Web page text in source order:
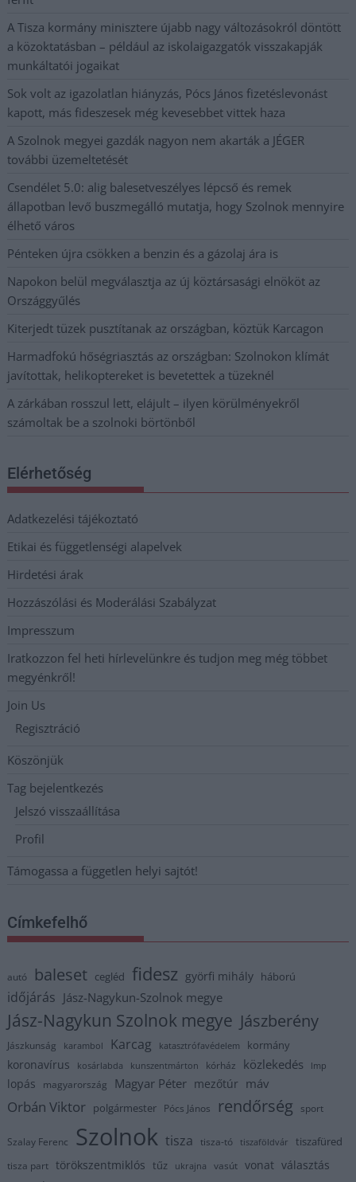
A Tisza kormány minisztere újabb nagy változásokról döntött
a közoktatásban – például az iskolaigazgatók visszakapják
munkáltatói jogaikat
Sok volt az igazolatlan hiányzás, Pócs János fizetéslevonást
kapott, más fideszesek még kevesebbet vittek haza
A Szolnok megyei gazdák nagyon nem akarták a JÉGER
további üzemeltetését
Csendélet 5.0: alig balesetveszélyes lépcső és remek
állapotban levő buszmegálló mutatja, hogy Szolnok mennyire
élhető város
Pénteken újra csökken a benzin és a gázolaj ára is
Napokon belül megválasztja az új köztársasági elnököt az
Országgyűlés
Kiterjedt tüzek pusztítanak az országban, köztük Karcagon
Harmadfokú hőségriasztás az országban: Szolnokon klímát
javítottak, helikoptereket is bevetettek a tüzeknél
A zárkában rosszul lett, elájult – ilyen körülményekről
számoltak be a szolnoki börtönből
Elérhetőség
Adatkezelési tájékoztató
Etikai és függetlenségi alapelvek
Hirdetési árak
Hozzászólási és Moderálási Szabályzat
Impresszum
Iratkozzon fel heti hírlevelünkre és tudjon meg még többet
megyénkről!
Join Us
Regisztráció
Köszönjük
Tag bejelentkezés
Jelszó visszaállítása
Profil
Támogassa a független helyi sajtót!
Címkefelhő
autó baleset cegléd fidesz györfi mihály háború
időjárás Jász-Nagykun-Szolnok megye
Jász-Nagykun Szolnok megye Jászberény
Jászkunság karambol Karcag katasztrófavédelem kormány
koronavírus kosárlabda kunszentmárton kórház közlekedés lmp
lopás magyarország Magyar Péter mezőtúr máv
Orbán Viktor polgármester Pócs János rendőrség sport
Szalay Ferenc Szolnok tisza tisza-tó tiszaföldvár tiszafüred
tisza part törökszentmiklós tűz ukrajna vasút vonat választás